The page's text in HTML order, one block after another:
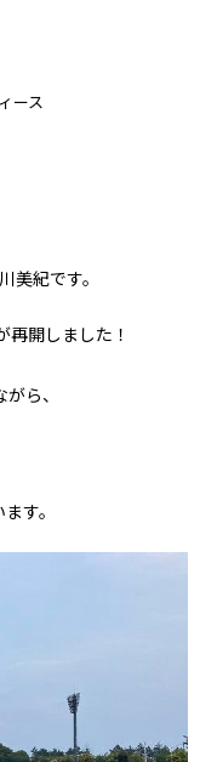
ース
美紀です。
開しました！
ら、
す。